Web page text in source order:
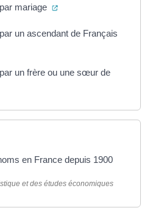
mariage (ouverture dans un
un ascendant de Français
onglet)
un frère ou une sœur de
dans un nouvel onglet)
en France depuis 1900
nouvel onglet)
et des études économiques